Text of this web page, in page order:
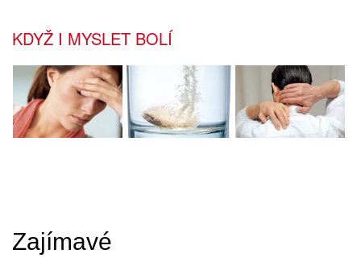
KDYŽ I MYSLET BOLÍ
Zajímavé